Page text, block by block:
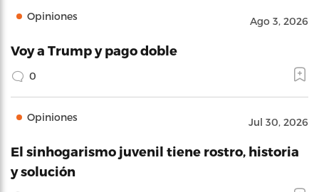
Opiniones Ago 3, 2026
Voy a Trump y pago doble
0
Opiniones Jul 30, 2026
El sinhogarismo juvenil tiene rostro, historia
y solución